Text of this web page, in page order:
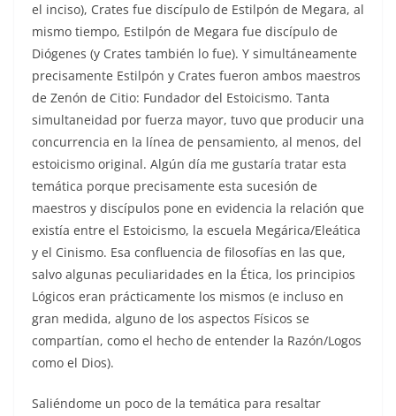
el inciso), Crates fue discípulo de Estilpón de Megara, al
mismo tiempo, Estilpón de Megara fue discípulo de
Diógenes (y Crates también lo fue). Y simultáneamente
precisamente Estilpón y Crates fueron ambos maestros
de Zenón de Citio: Fundador del Estoicismo. Tanta
simultaneidad por fuerza mayor, tuvo que producir una
concurrencia en la línea de pensamiento, al menos, del
estoicismo original. Algún día me gustaría tratar esta
temática porque precisamente esta sucesión de
maestros y discípulos pone en evidencia la relación que
existía entre el Estoicismo, la escuela Megárica/Eleática
y el Cinismo. Esa confluencia de filosofías en las que,
salvo algunas peculiaridades en la Ética, los principios
Lógicos eran prácticamente los mismos (e incluso en
gran medida, alguno de los aspectos Físicos se
compartían, como el hecho de entender la Razón/Logos
como el Dios).
Saliéndome un poco de la temática para resaltar